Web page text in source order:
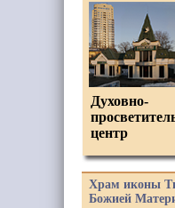
Духовно-
центр
Храм иконы
Божией